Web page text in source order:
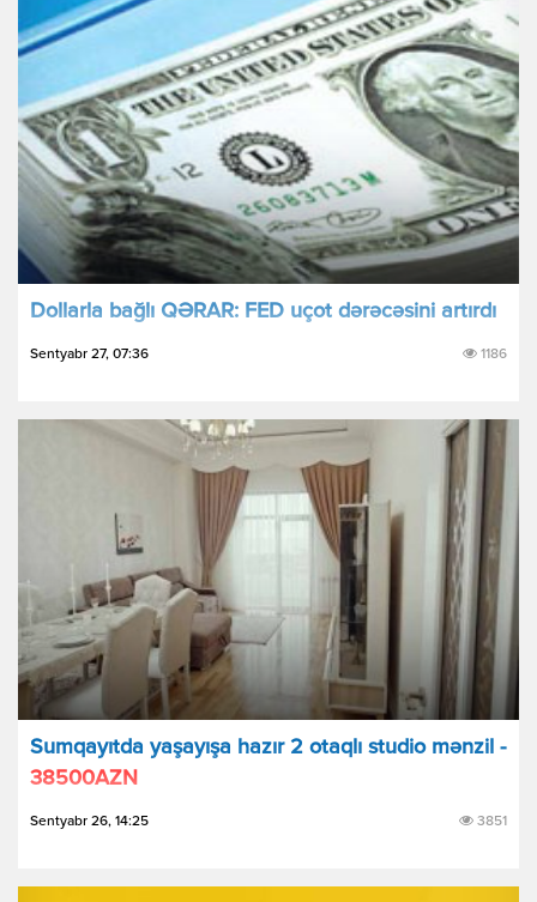
Dollarla bağlı QƏRAR: FED uçot dərəcəsini artırdı
Sentyabr 27, 07:36 1186
Sumqayıtda yaşayışa hazır 2 otaqlı studio mənzil -
38500AZN
Sentyabr 26, 14:25 3851